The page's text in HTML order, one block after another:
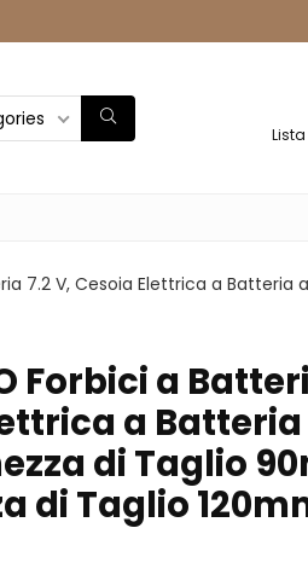
7.2 V, Cesoia Elettrica a Batteria
Forbici a
a Batteria
di Taglio
di Taglio